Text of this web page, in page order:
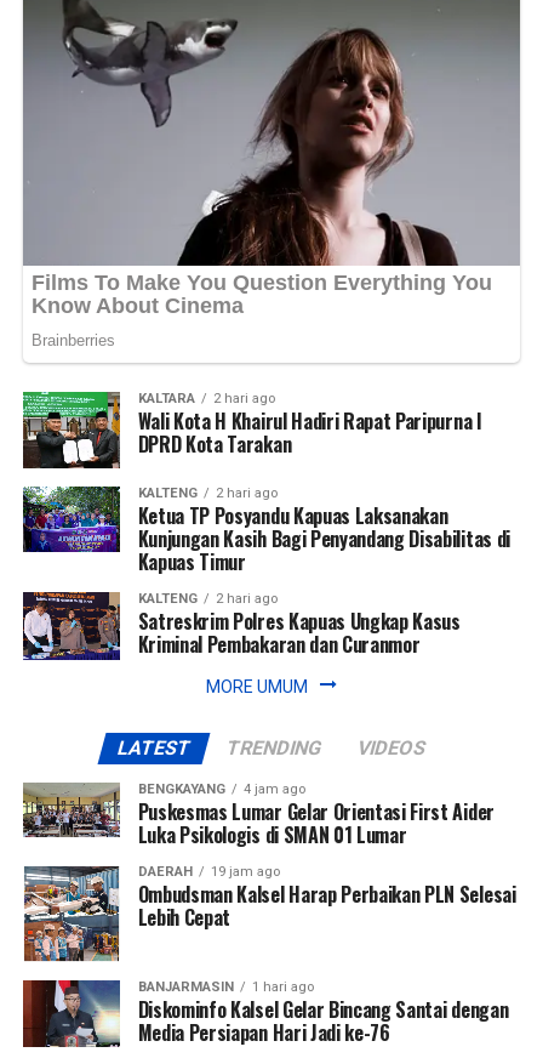
“Kami ingin seluruh data desa
dan kelurahan dapat diinput secara akurat sehingga mampu
menggambarkan kondisi riil sebagai dasar penilaian
perkembangan desa,” ujarnya. (Ujg/SB)
WhatsApp 0 Facebook 0
Messenger
KALTARA 2 hari ago
Wali Kota H Khairul Hadiri Rapat Paripurna I
DPRD Kota Tarakan
KALTENG 2 hari ago
Ketua TP Posyandu Kapuas Laksanakan
Kunjungan Kasih Bagi Penyandang Disabilitas di
Kapuas Timur
KALTENG 2 hari ago
Satreskrim Polres Kapuas Ungkap Kasus
Kriminal Pembakaran dan Curanmor
MORE UMUM
LATEST TRENDING VIDEOS
BENGKAYANG 4 jam ago
Puskesmas Lumar Gelar Orientasi First Aider
Luka Psikologis di SMAN 01 Lumar
DAERAH 19 jam ago
Ombudsman Kalsel Harap Perbaikan PLN Selesai
Lebih Cepat
BANJARMASIN 1 hari ago
Diskominfo Kalsel Gelar Bincang Santai dengan
Media Persiapan Hari Jadi ke-76